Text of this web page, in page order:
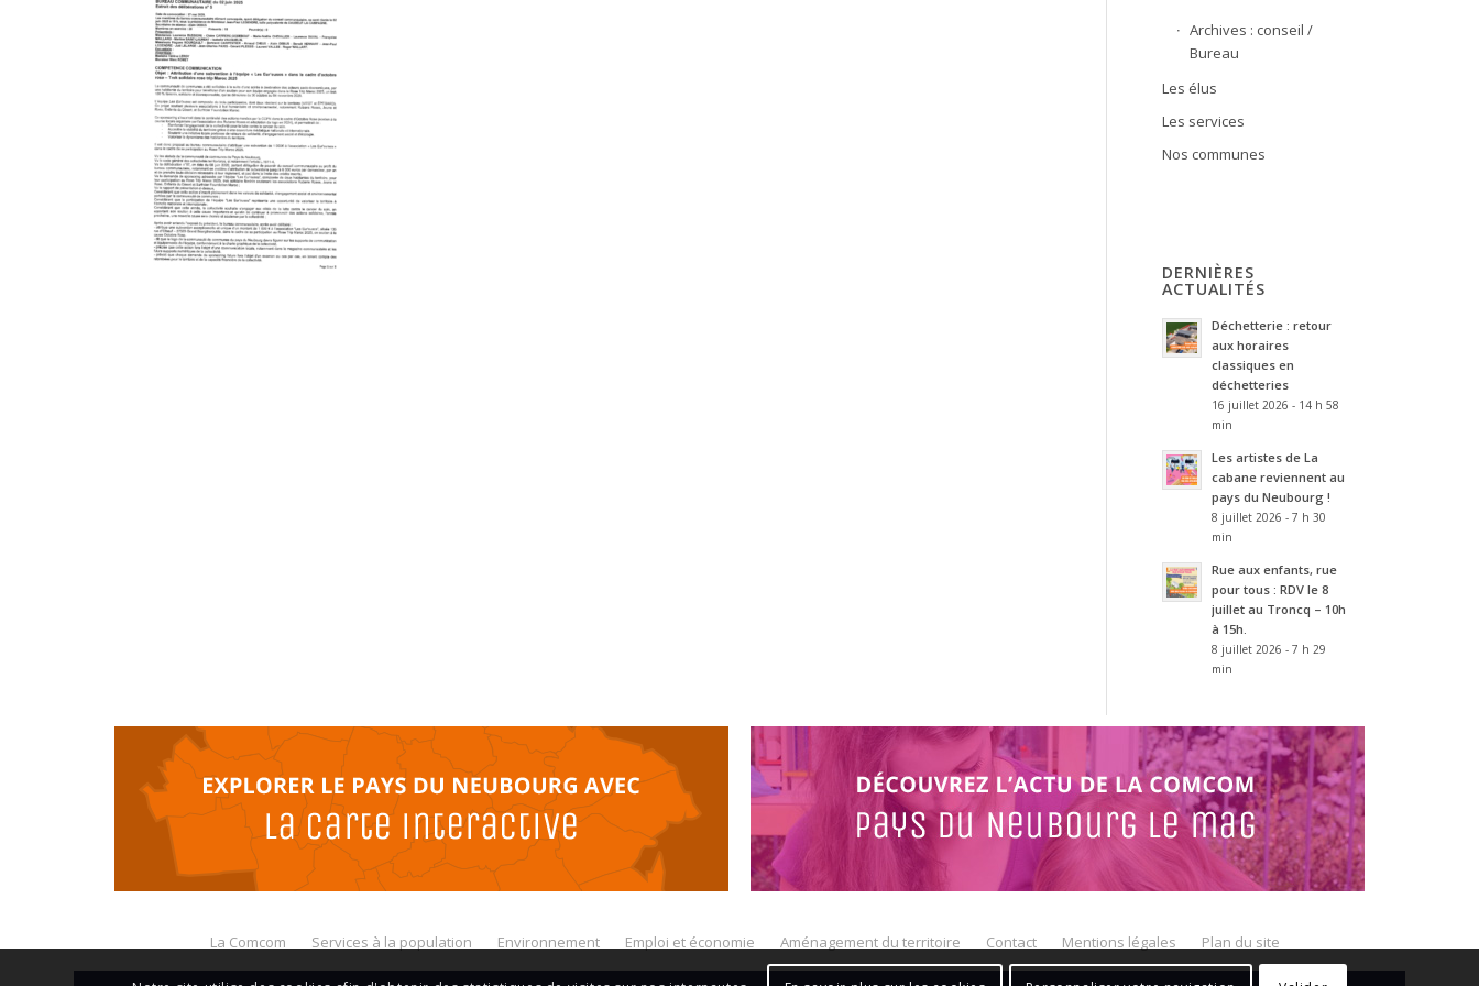
Archives : conseil /
Bureau
Les élus
Les services
Nos communes
DERNIÈRES
ACTUALITÉS
Déchetterie : retour
aux horaires
classiques en
déchetteries
16 juillet 2026 - 14 h 58
min
Les artistes de La
cabane reviennent au
pays du Neubourg !
8 juillet 2026 - 7 h 30
min
Rue aux enfants, rue
pour tous : RDV le 8
juillet au Troncq – 10h
à 15h.
8 juillet 2026 - 7 h 29
min
La Comcom Services à la population Environnement Emploi et économie Aménagement du territoire Contact Mentions légales Plan du site